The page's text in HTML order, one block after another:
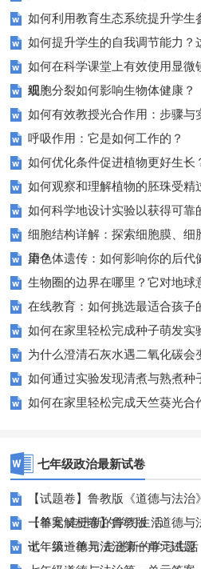
如何利用教育生态系统提升学生
如何提升学生的自我调节能力？
如何在科学课堂上有效使用显
观！
细胞分裂如何影响生物体健康？
如何有效教授光合作用：步骤与
呼吸作用：它是如何工作的？
如何优化条件促进植物更好生长
如何观察和理解植物的胚珠受精
如何科学地设计实验以获得可靠
细胞结构详解：探索细胞膜、细
用？
染色体遗传：如何影响你的后代
生物圈的边界在哪里？它对地球
在线教育：如何挑选最适合孩子
如何在家里轻松完成种子萌发实
为什么澄清石灰水遇二氧化碳
如何通过实验发现清煮与熟煮种
如何在家里轻松完成天竺葵光合
七年级政治最新试卷
【试题卷】鲁教版《道德与法
一单元 走进新的学习生活
【答案解析卷】鲁教版《道德与
试：第一单元 走进新的学习生活
七年级道德与法治第一单元试题